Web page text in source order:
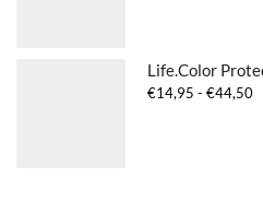
Life.Color
€14,95 - €44,50